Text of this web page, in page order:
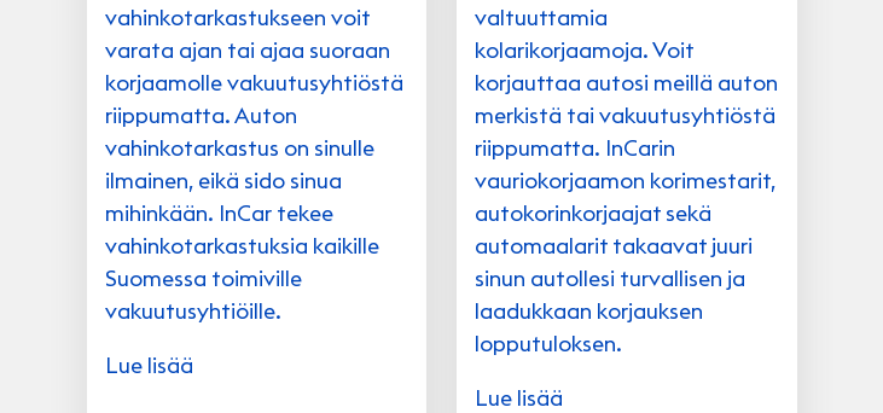
vahinkotarkastukseen voit
varata ajan tai ajaa suoraan
korjaamolle vakuutusyhtiöstä
riippumatta. Auton
vahinkotarkastus on sinulle
ilmainen, eikä sido sinua
mihinkään. InCar tekee
vahinkotarkastuksia kaikille
Suomessa toimiville
vakuutusyhtiöille.
Lue lisää
valtuuttamia
kolarikorjaamoja. Voit
korjauttaa autosi meillä auton
merkistä tai vakuutusyhtiöstä
riippumatta. InCarin
vauriokorjaamon korimestarit,
autokorinkorjaajat sekä
automaalarit takaavat juuri
sinun autollesi turvallisen ja
laadukkaan korjauksen
lopputuloksen.
Lue lisää